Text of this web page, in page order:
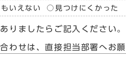
いえない 見つけにくかった
りましたらご記入ください。
わせは、直接担当部署へお